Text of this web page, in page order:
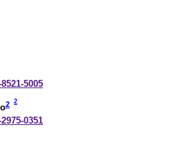
5005
2 2
0351